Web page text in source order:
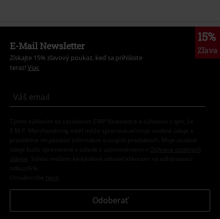
15%
Zľava
E-Mail Newsletter
Získajte 15% zľavový poukaz, keď sa prihlásite
teraz! Viac
Týmto súhlasím so zasielaním EMP Newslettra a súhlasím s tým, že
E.M.P. Merchandising mbH môže spracovávať moje osobné údaje a
pravidelne mi posielať informácie o svojich produktoch. Moje osobné
údaje budú spracované v súlade s ustanoveniami v
Ochrana osobných
údajov
. Súhlas môžem kedykoľvek odvolať kliknutím na odhlasovací
odkaz/link.
Unsubscribe here
Odoberať